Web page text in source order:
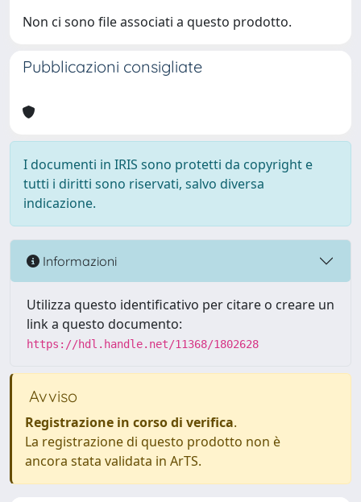
Non ci sono file associati a questo prodotto.
Pubblicazioni consigliate
I documenti in IRIS sono protetti da copyright e
tutti i diritti sono riservati, salvo diversa
indicazione.
Informazioni
Utilizza questo identificativo per citare o creare un
link a questo documento:
https://hdl.handle.net/11368/1802628
Avviso
Registrazione in corso di verifica.
La registrazione di questo prodotto non è
ancora stata validata in ArTS.